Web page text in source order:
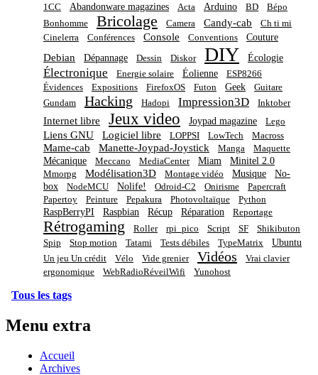
1CC Abandonware magazines Acta Arduino BD
Bépo
Bonhomme
Bricolage Camera Candy-cab
Ch ti mi
Cinelerra
Conférences Console Conventions Couture
Debian Dépannage Dessin Diskor DIY Écologie
Électronique Energie solaire Éolienne
ESP8266
Évidences
Expositions FirefoxOS Futon Geek
Guitare
Gundam
Hacking Hadopi Impression3D Inktober
Internet libre Jeux video Joypad magazine Lego
Liens GNU Logiciel libre LOPPSI LowTech Macross
Mame-cab Manette-Joypad-Joystick Manga Maquette
Mécanique Meccano MediaCenter Miam Minitel 2.0
Mmorpg Modélisation3D Montage vidéo Musique
No-
box
NodeMCU Nolife! Odroid-C2 Onirisme
Papercraft
Papertoy
Peinture Pepakura Photovoltaïque Python
RaspBerryPI Raspbian Récup Réparation Reportage
Rétrogaming Roller rpi_pico Script SF
Shikibuton
Spip
Stop motion Tatami Tests débiles TypeMatrix Ubuntu
Un jeu Un crédit Vélo Vide grenier Vidéos
Vrai clavier
ergonomique
WebRadioRéveilWifi Yunohost
Tous les tags
Menu extra
Accueil
Archives